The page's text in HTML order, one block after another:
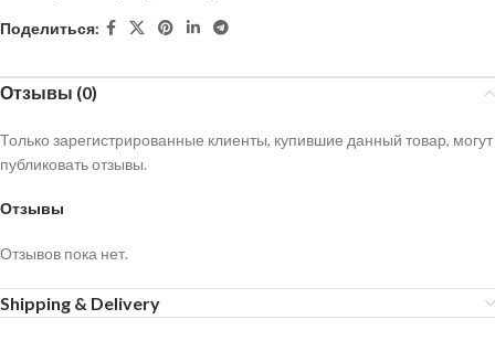
Поделиться:
Отзывы (0)
Отзывы
Отзывов пока нет.
Только зарегистрированные клиенты, купившие данный товар, могут
публиковать отзывы.
Shipping & Delivery